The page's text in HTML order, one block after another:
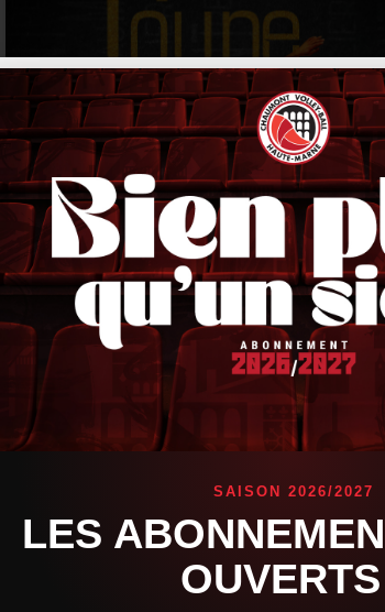
Le CVB52 connaît son adversaire
pour la demi-finale de Coupe de
SAISON 2026/2027
LES